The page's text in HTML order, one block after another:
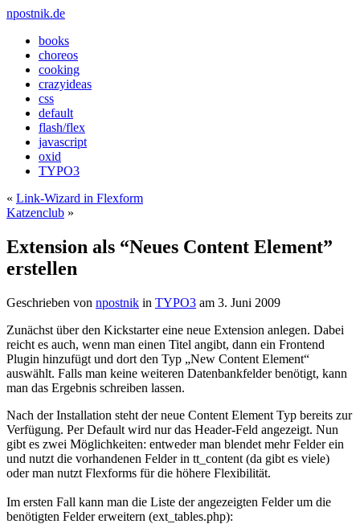
npostnik.de
books
choreos
cooking
crazyideas
css
default
flash/flex
javascript
oxid
TYPO3
« Link-Wizard in Flexform
Katzenclub »
Extension als “Neues Content Element”
erstellen
Geschrieben von npostnik in TYPO3 am 3. Juni 2009
Zunächst über den Kickstarter eine neue Extension anlegen. Dabei
reicht es auch, wenn man einen Titel angibt, dann ein Frontend
Plugin hinzufügt und dort den Typ „New Content Element“
auswählt. Falls man keine weiteren Datenbankfelder benötigt, kann
man das Ergebnis schreiben lassen.
Nach der Installation steht der neue Content Element Typ bereits zur
Verfügung. Per Default wird nur das Header-Feld angezeigt. Nun
gibt es zwei Möglichkeiten: entweder man blendet mehr Felder ein
und nutzt die vorhandenen Felder in tt_content (da gibt es viele)
oder man nutzt Flexforms für die höhere Flexibilität.
Im ersten Fall kann man die Liste der angezeigten Felder um die
benötigten Felder erweitern (ext_tables.php):